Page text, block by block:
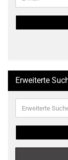
Mail
Erweiterte
Suche